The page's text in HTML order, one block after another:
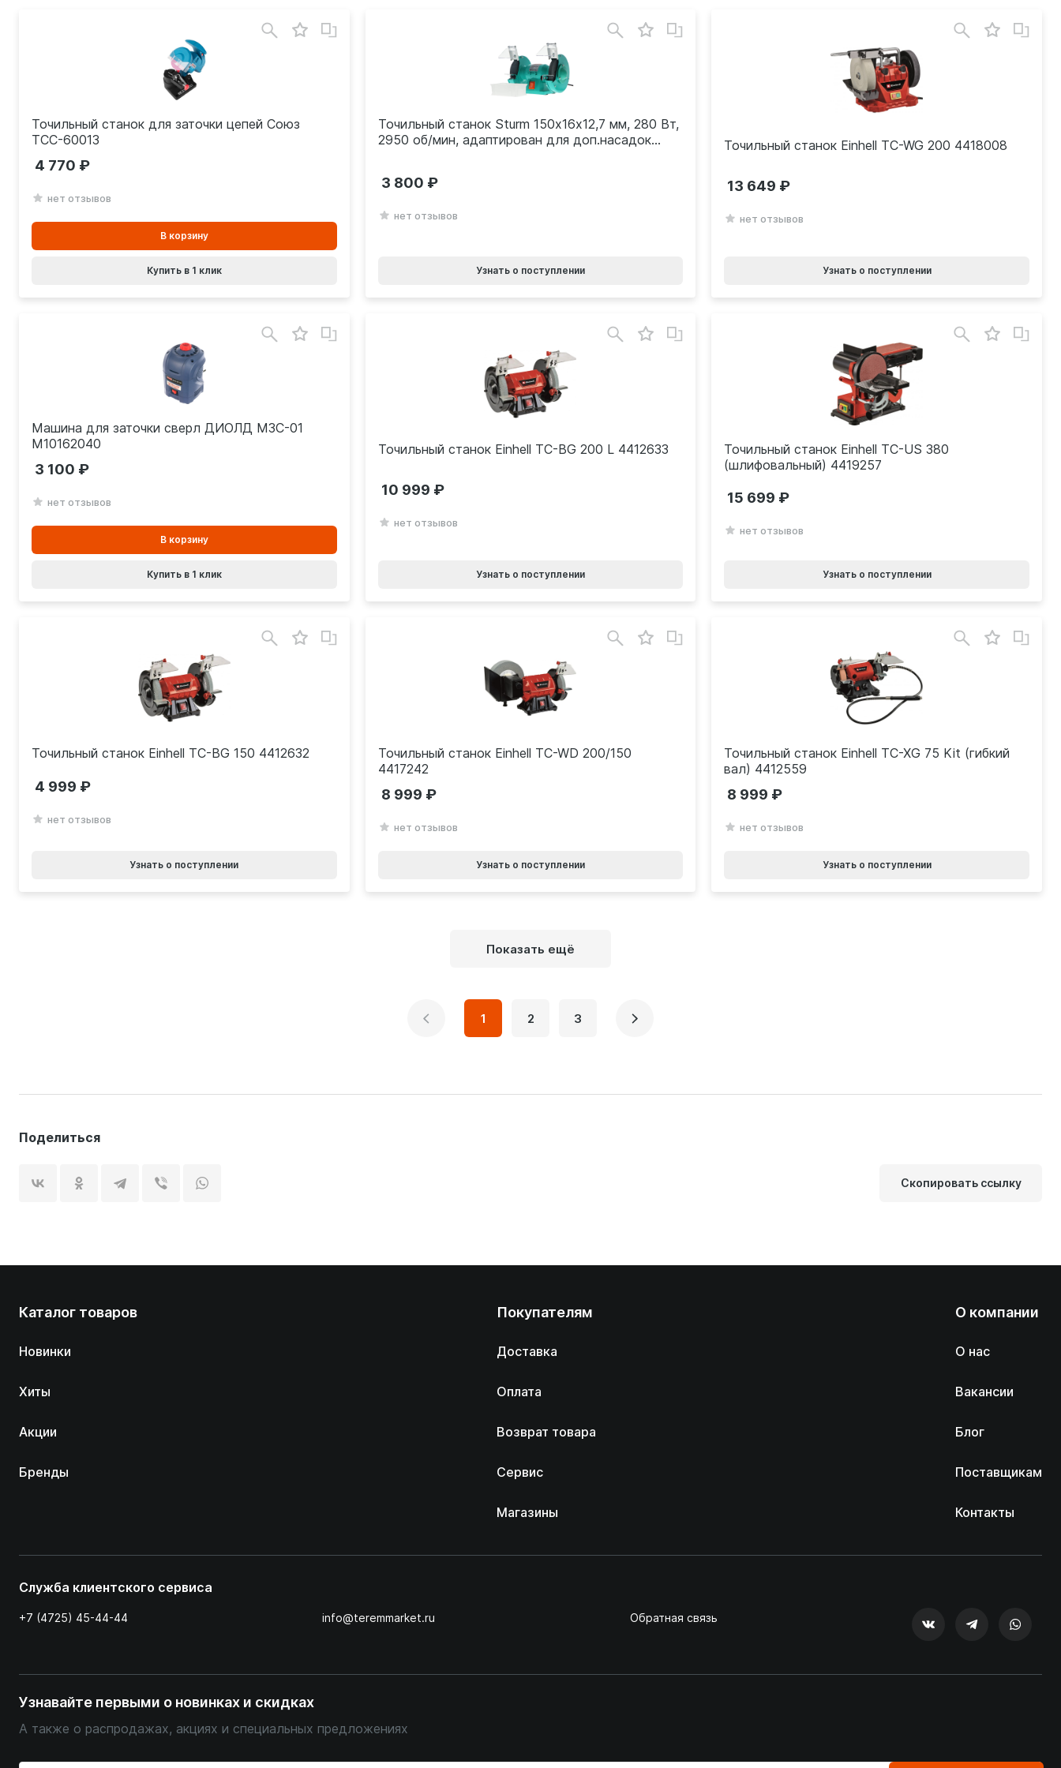
Точильный станок для заточки цепей Союз
ТСС-60013
нет отзывов
4 770
В корзину
Купить в 1 клик
Точильный станок Sturm 150х16х12,7 мм, 280 Вт,
2950 об/мин, адаптирован для доп.насадок
нет отзывов
3 800
Узнать о поступлении
Точильный станок Einhell TC-WG 200 4418008
нет отзывов
13 649
Узнать о поступлении
Машина для заточки сверл ДИОЛД МЗС-01
М10162040
нет отзывов
3 100
В корзину
Купить в 1 клик
Точильный станок Einhell TС-BG 200 L 4412633
нет отзывов
10 999
Узнать о поступлении
Точильный станок Einhell TC-US 380
(шлифовальный) 4419257
нет отзывов
15 699
Узнать о поступлении
Точильный станок Einhell TC-BG 150 4412632
нет отзывов
4 999
Узнать о поступлении
Точильный станок Einhell TC-WD 200/150
4417242
нет отзывов
8 999
Узнать о поступлении
Точильный станок Einhell TC-XG 75 Kit (гибкий
вал) 4412559
нет отзывов
8 999
Узнать о поступлении
Показать ещё
1 2 3
Поделиться
Скопировать ссылку
Каталог товаров
Новинки
Хиты
Акции
Бренды
Покупателям
Доставка
Оплата
Возврат товара
Сервис
Магазины
О компании
О нас
Вакансии
Блог
Поставщикам
Контакты
Служба клиентского сервиса
+7 (4725) 45-44-44 info@teremmarket.ru Обратная связь
Узнавайте первыми о новинках и скидках
А также о распродажах, акциях и специальных предложениях